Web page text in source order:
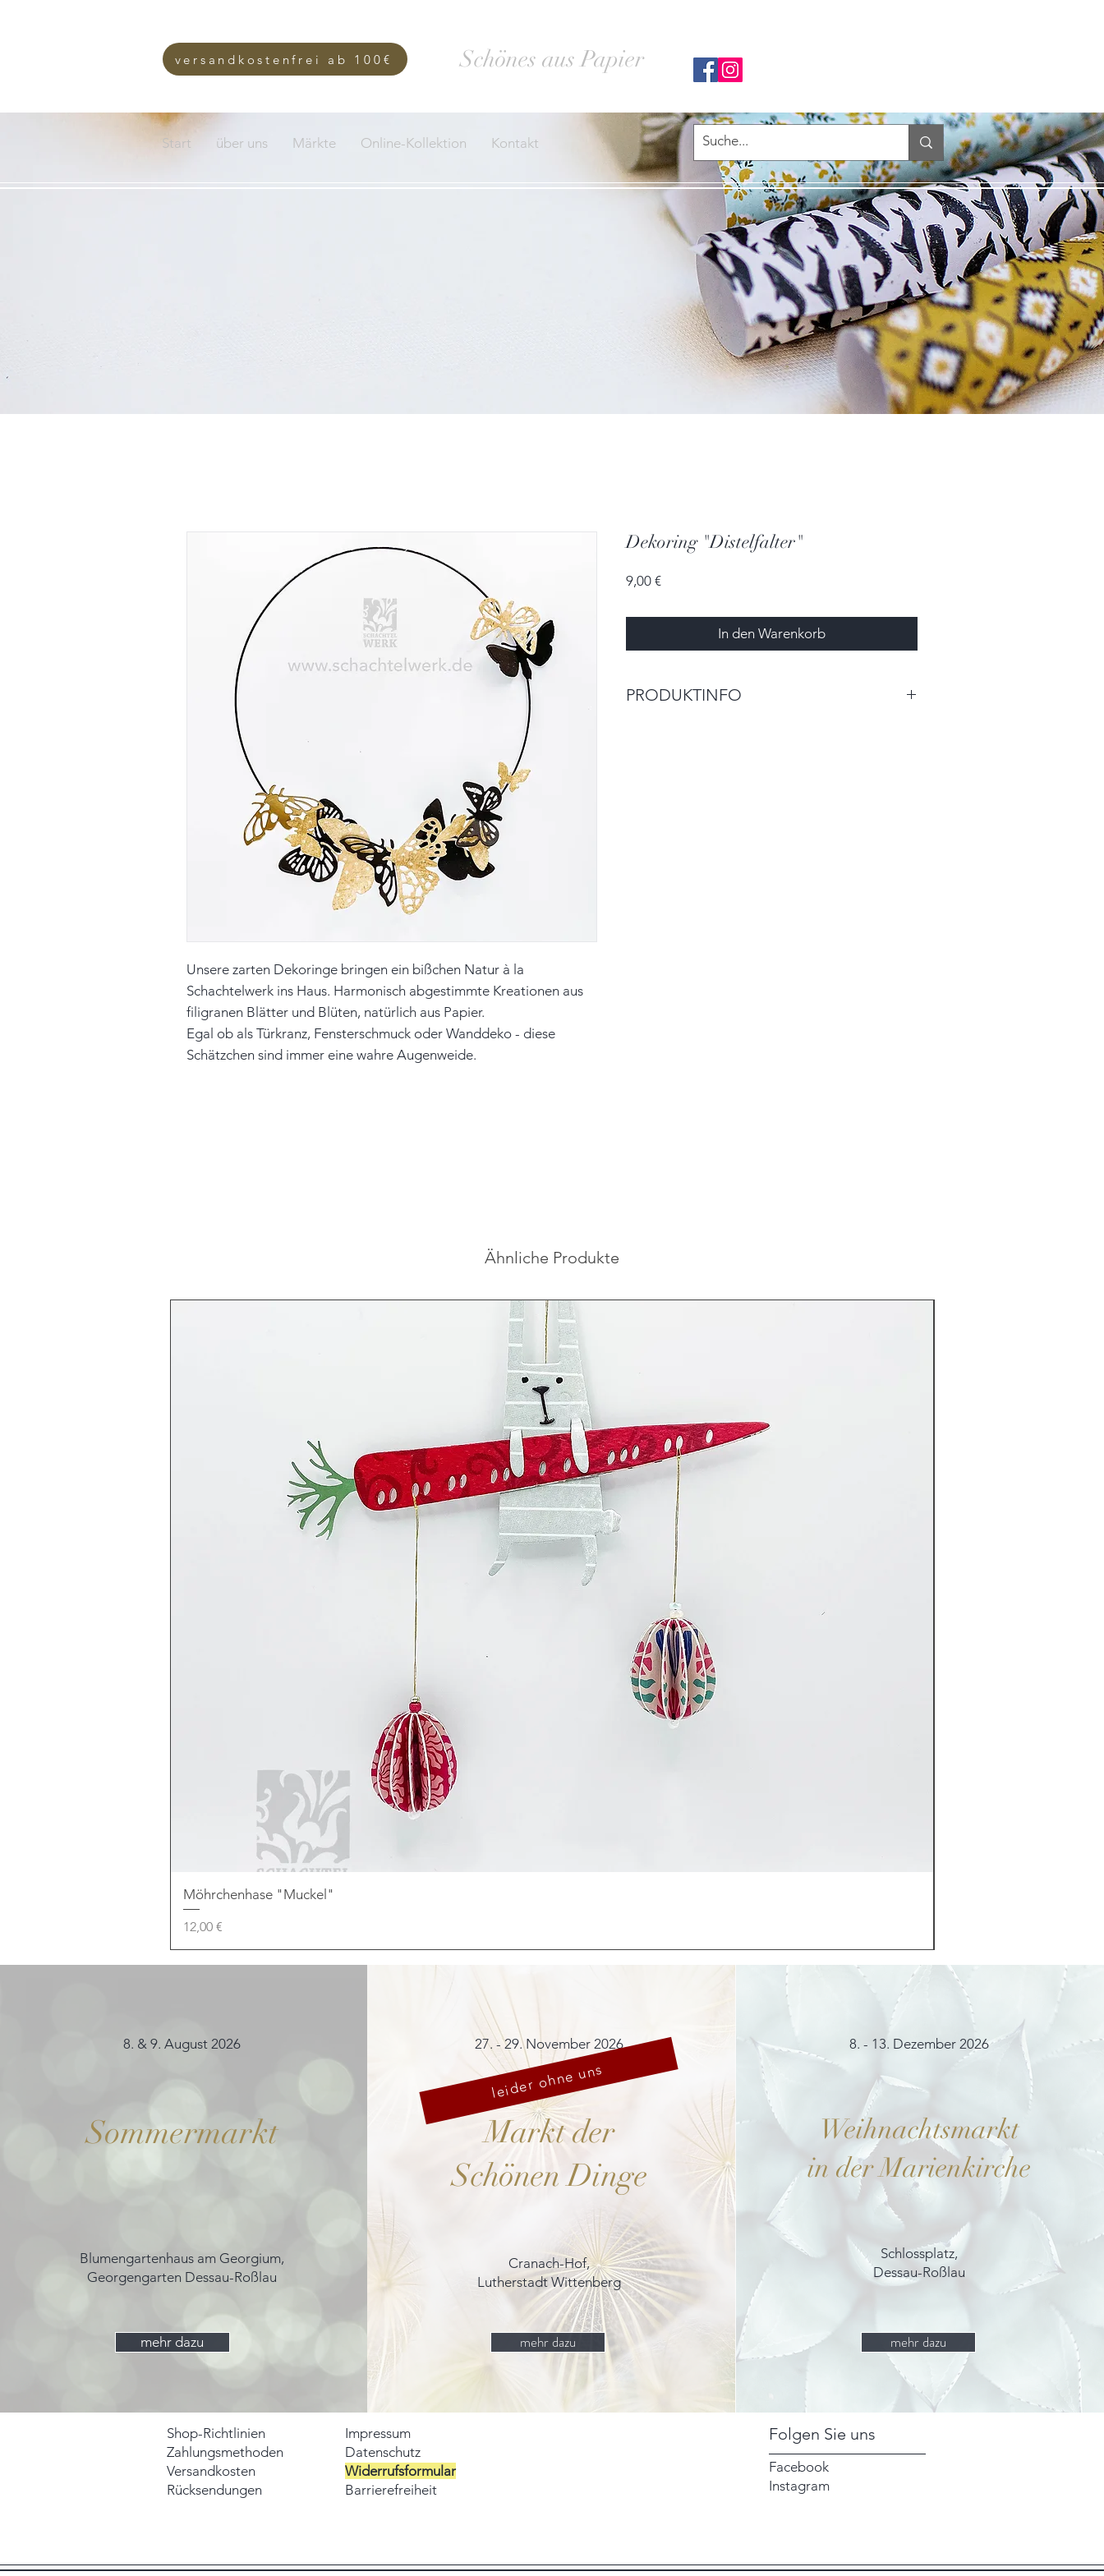
Schönes aus Papier
Start über uns Märkte Online-Kollektion Kontakt
versandkostenfrei ab 100€
Unsere zarten Dekoringe bringen ein bißchen Natur à la
Schachtelwerk ins Haus. Harmonisch abgestimmte Kreationen aus
filigranen Blätter und Blüten, natürlich aus Papier.
Egal ob als Türkranz, Fensterschmuck oder Wanddeko - diese
Schätzchen sind immer eine wahre Augenweide.
Dekoring "Distelfalter"
9,00 €Preis
In den Warenkorb
PRODUKTINFO
Ähnliche Produkte
Möhrchenhase "Muckel"
Preis
12,00 €
8. & 9. August 2026
Sommermarkt
Blumengartenhaus am Georgium,
Georgengarten Dessau-Roßlau
mehr dazu
27. - 29. November 2026
Markt der
Schönen Dinge
Cranach-Hof,
Lutherstadt Wittenberg
leider ohne uns
mehr dazu
8. - 13. Dezember 2026
Weihnachtsmarkt
in der Marienkirche
Schlossplatz,
Dessau-Roßlau
mehr dazu
Shop-Richtlinien
Zahlungsmethoden
Versandkosten
Rücksendungen
Impressum
Datenschutz
Widerrufsformular
Barrierefreiheit
Folgen Sie uns
Facebook
Instagram